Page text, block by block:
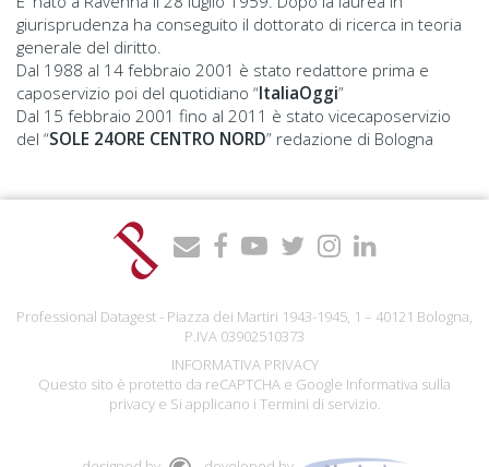
giurisprudenza ha conseguito il dottorato di ricerca in teoria
generale del diritto.
Dal 1988 al 14 febbraio 2001 è stato redattore prima e
caposervizio poi del quotidiano “ItaliaOggi”
Dal 15 febbraio 2001 fino al 2011 è stato vicecaposervizio
del “SOLE 24ORE CENTRO NORD” redazione di Bologna
Professional Datagest - Piazza dei Martiri 1943-1945, 1 – 40121 Bologna,
P.IVA 03902510373
INFORMATIVA PRIVACY
Questo sito è protetto da reCAPTCHA e Google Informativa sulla
privacye Si applicano i Termini di servizio.